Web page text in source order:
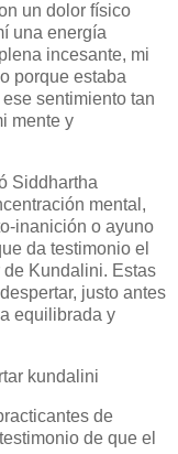
un dolor físico
una energía
incesante, mi
porque estaba
sentimiento tan
mente y
Siddhartha
mental,
inanición o ayuno
da testimonio el
Kundalini. Estas
justo antes
equilibrada y
kundalini
de
de que el